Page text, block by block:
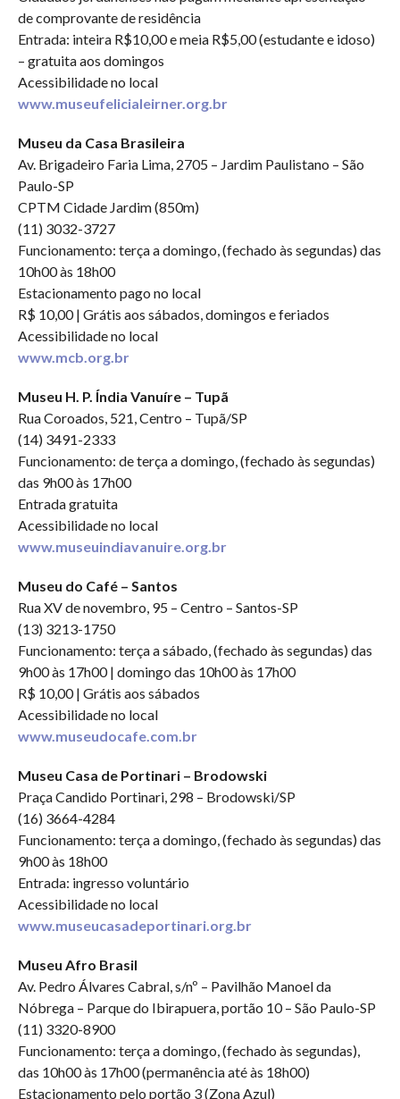
de comprovante de residência
Entrada: inteira R$10,00 e meia R$5,00 (estudante e idoso)
– gratuita aos domingos
Acessibilidade no local
www.museufelicialeirner.org.br
Museu da Casa Brasileira
Av. Brigadeiro Faria Lima, 2705 – Jardim Paulistano – São
Paulo-SP
CPTM Cidade Jardim (850m)
(11) 3032-3727
Funcionamento: terça a domingo, (fechado às segundas) das
10h00 às 18h00
Estacionamento pago no local
R$ 10,00 | Grátis aos sábados, domingos e feriados
Acessibilidade no local
www.mcb.org.br
Museu H. P. Índia Vanuíre – Tupã
Rua Coroados, 521, Centro – Tupã/SP
(14) 3491-2333
Funcionamento: de terça a domingo, (fechado às segundas)
das 9h00 às 17h00
Entrada gratuita
Acessibilidade no local
www.museuindiavanuire.org.br
Museu do Café – Santos
Rua XV de novembro, 95 – Centro – Santos-SP
(13) 3213-1750
Funcionamento: terça a sábado, (fechado às segundas) das
9h00 às 17h00 | domingo das 10h00 às 17h00
R$ 10,00 | Grátis aos sábados
Acessibilidade no local
www.museudocafe.com.br
Museu Casa de Portinari – Brodowski
Praça Candido Portinari, 298 – Brodowski/SP
(16) 3664-4284
Funcionamento: terça a domingo, (fechado às segundas) das
9h00 às 18h00
Entrada: ingresso voluntário
Acessibilidade no local
www.museucasadeportinari.org.br
Museu Afro Brasil
Av. Pedro Álvares Cabral, s/nº – Pavilhão Manoel da
Nóbrega – Parque do Ibirapuera, portão 10 – São Paulo-SP
(11) 3320-8900
Funcionamento: terça a domingo, (fechado às segundas),
das 10h00 às 17h00 (permanência até às 18h00)
Estacionamento pelo portão 3 (Zona Azul)